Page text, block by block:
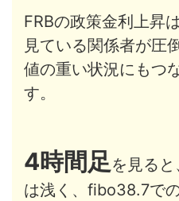
FRBの政策金利上昇
見ている関係者が圧
値の重い状況にもつ
す。
4時間足 を見る
は浅く、fibo38.7で